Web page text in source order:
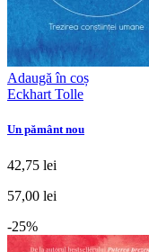
Adaugă în coș
Eckhart Tolle
Un pământ nou
42,75 lei
57,00 lei
-25%